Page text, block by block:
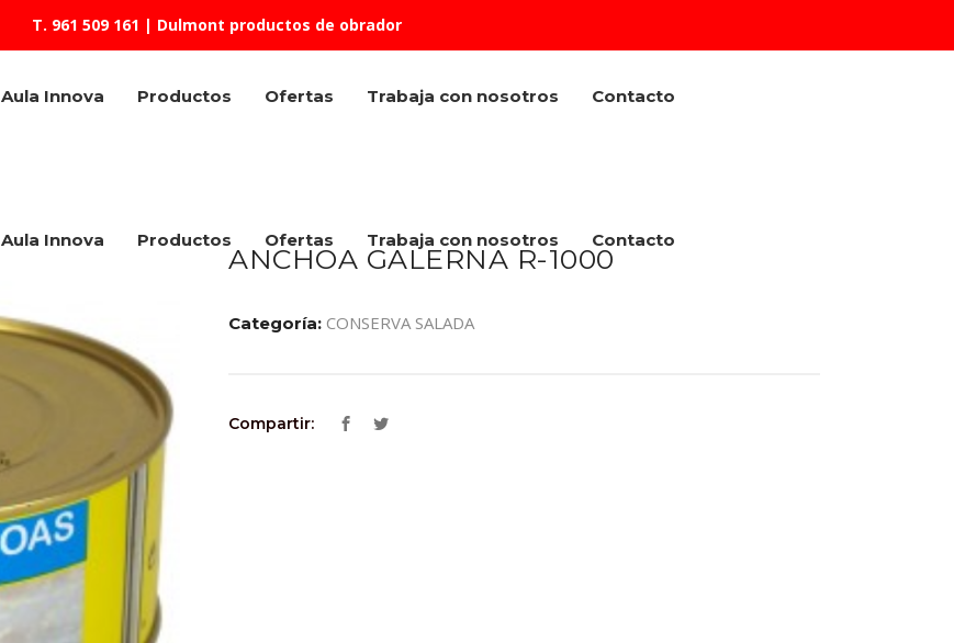
T. 961 509 161 | Dulmont productos de obrador
Aula Innova Productos Ofertas Trabaja con nosotros Contacto
Aula Innova Productos Ofertas Trabaja con nosotros Contacto
ANCHOA GALERNA R-1000
Categoría: CONSERVA SALADA
Compartir: